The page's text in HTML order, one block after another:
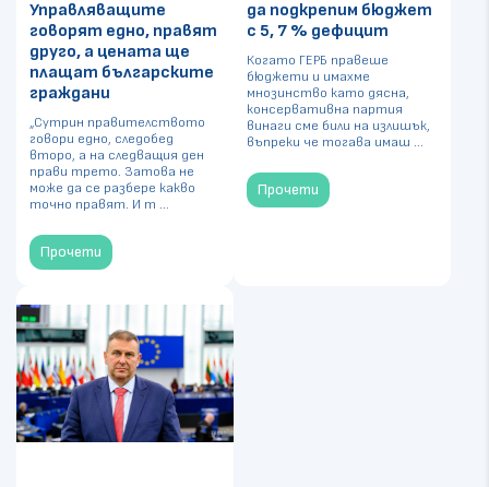
Управляващите
говорят едно, правят
друго, а цената ще
плащат българските
граждани
„Сутрин правителството
говори едно, следобед
второ, а на следващия ден
прави трето. Затова не
може да се разбере какво
точно правят. И т ...
Прочети
да подкрепим бюджет
с 5, 7 % дефицит
Когато ГЕРБ правеше
бюджети и имахме
мнозинство като дясна,
консервативна партия
винаги сме били на излишък,
въпреки че тогава имаш ...
Прочети